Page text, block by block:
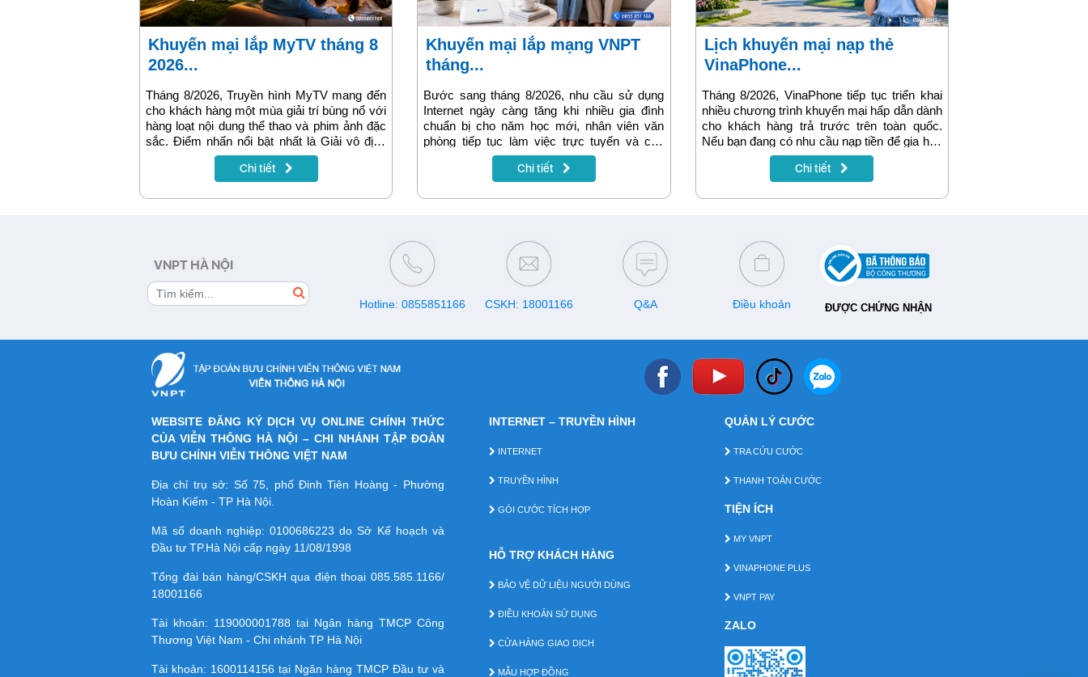
Khuyến mại lắp MyTV tháng 8
2026...
Tháng 8/2026, Truyền hình MyTV mang đến
cho khách hàng một mùa giải trí bùng nổ với
hàng loạt nội dung thể thao và phim ảnh đặc
sắc. Điểm nhấn nổi bật nhất là Giải vô địch
bóng đá Đông Nam Á ASEAN Hyundai Cup
2026 (AFF Cup 2026) – giải đấu được người
trong năm. Bên cạnh đó là nhiều giải đấu
giải trí hàng đầu dành cho mọi gia đình.
Chi tiết
Khuyến mại lắp mạng VNPT
tháng...
Bước sang tháng 8/2026, nhu cầu sử dụng
Internet ngày càng tăng khi nhiều gia đình
chuẩn bị cho năm học mới, nhân viên văn
phòng tiếp tục làm việc trực tuyến và các
thiết bị thông minh trong gia đình trở nên phổ
biến hơn. Một đường truyền Internet ổn định,
việc hiệu quả mà còn mang đến những phút
Chi tiết
Lịch khuyến mại nạp thẻ
VinaPhone...
Tháng 8/2026, VinaPhone tiếp tục triển khai
nhiều chương trình khuyến mại hấp dẫn dành
cho khách hàng trả trước trên toàn quốc.
Nếu bạn đang có nhu cầu nạp tiền để gia hạn
gói cước, đăng ký data, gọi thoại hay tích lũy
tài khoản, hãy lưu ngay lịch khuyến mại
được nhiều ưu đãi nhất.
Chi tiết
VNPT HÀ NỘI
Hotline: 0855851166 CSKH: 18001166 Q&A Điều khoản ĐƯỢC CHỨNG NHẬN
WEBSITE ĐĂNG KÝ DỊCH VỤ ONLINE CHÍNH THỨC
CỦA VIỄN THÔNG HÀ NỘI – CHI NHÁNH TẬP ĐOÀN
BƯU CHÍNH VIỄN THÔNG VIỆT NAM
Địa chỉ trụ sở: Số 75, phố Đinh Tiên Hoàng - Phường
Hoàn Kiếm - TP Hà Nội.
Mã số doanh nghiệp:0100686223 do Sở Kế hoạch và
Đầu tư TP.Hà Nội cấp ngày 11/08/1998
Tổng đài bán hàng/CSKH qua điện thoại 085.585.1166/
18001166
Tài khoản: 119000001788 tại Ngân hàng TMCP Công
Thương Việt Nam - Chi nhánh TP Hà Nội
Tài khoản: 1600114156 tại Ngân hàng TMCP Ðầu tư và
INTERNET – TRUYỀN HÌNH
INTERNET
TRUYỀN HÌNH
GÓI CƯỚC TÍCH HỢP
HỖ TRỢ KHÁCH HÀNG
BẢO VỆ DỮ LIỆU NGƯỜI DÙNG
ĐIỀU KHOẢN SỬ DỤNG
CỬA HÀNG GIAO DỊCH
MẪU HỢP ĐỒNG
QUẢN LÝ CƯỚC
TRA CỨU CƯỚC
THANH TOÁN CƯỚC
TIỆN ÍCH
MY VNPT
VINAPHONE PLUS
VNPT PAY
ZALO